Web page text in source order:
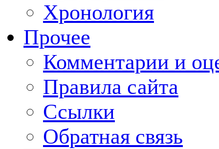
Хронология
Прочее
Комментарии и
Правила сайта
Ссылки
Обратная связь